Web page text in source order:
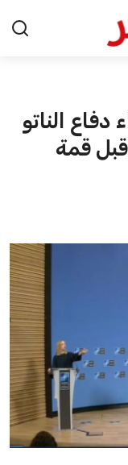
دفاع الناتو
قمة